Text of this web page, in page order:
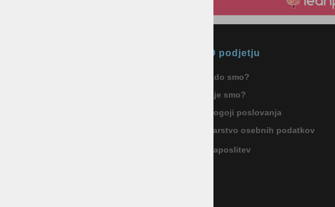
O podjetju
Kdo smo?
Kje smo?
Pogoji poslovanja
Varstvo osebnih podatkov
Zaposlitev